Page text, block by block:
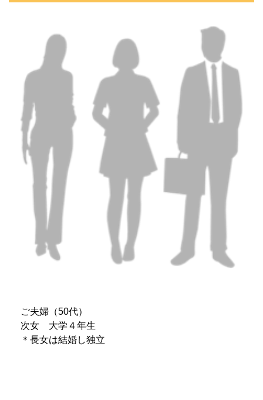
ご夫婦（50代）
次女 大学４年生
＊長女は結婚し独立